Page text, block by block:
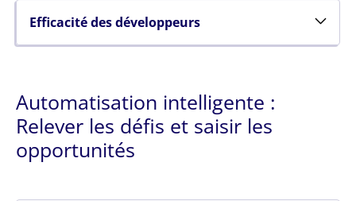
Efficacité des développeurs
Automatisation intelligente :
Relever les défis et saisir les
opportunités